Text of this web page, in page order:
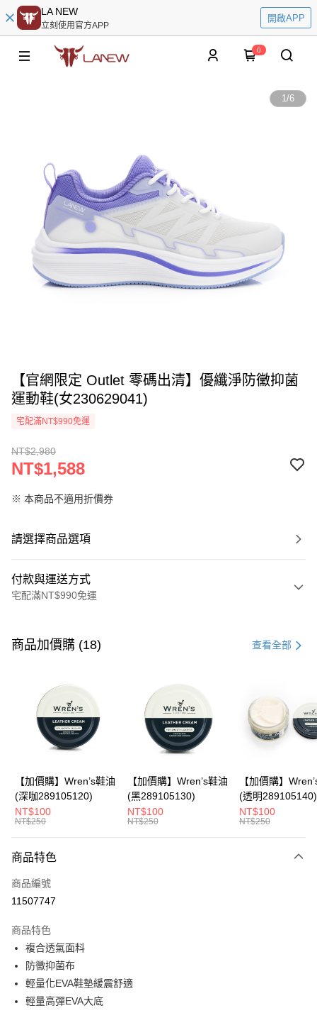
LA NEW
立刻使用官方APP
開啟APP
0
1/6
【官網限定 Outlet 零碼出清】優纖淨防黴抑菌
運動鞋(女230629041)
宅配滿NT$990免運
NT$2,980
NT$1,588
※ 本商品不適用折價券
請選擇商品選項
付款與運送方式
宅配滿NT$990免運
信用卡一次付款
Apple Pay
悠遊付
Google Pay
全盈+PAY
ATM付款
宅配
每筆NT$80，滿NT$990(含以上)免運費
付款後門市自取
每筆NT$80，滿NT$699(含以上)免運費
商品加價購 (18) 查看全部
【加價購】Wren’s鞋油
(深咖289105120)
NT$100
NT$250
【加價購】Wren’s鞋油
(黑289105130)
NT$100
NT$250
【加價購】
(透明289105140)
NT$100
NT$250
商品特色
商品編號
11507747
商品特色
複合透氣面料
防黴抑菌布
輕量化EVA鞋墊緩震舒適
輕量高彈EVA大底